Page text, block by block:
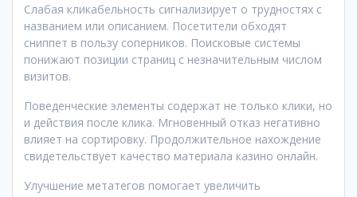
Слабая кликабельность сигнализирует о трудностях с
названием или описанием. Посетители обходят
сниппет в пользу соперников. Поисковые системы
понижают позиции страниц с незначительным числом
визитов.
Поведенческие элементы содержат не только клики, но
и действия после клика. Мгновенный отказ негативно
влияет на сортировку. Продолжительное нахождение
свидетельствует качество материала казино онлайн.
Улучшение метатегов помогает увеличить